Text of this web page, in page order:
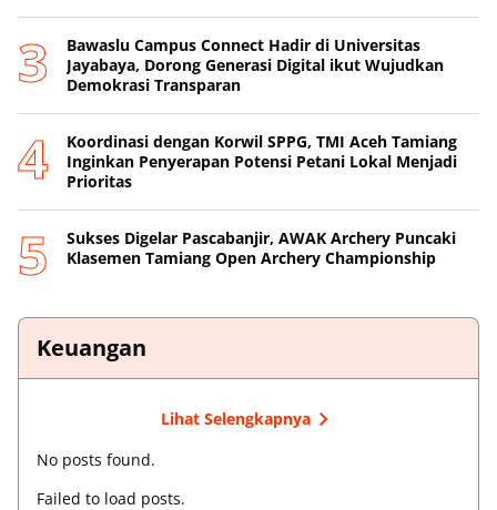
Bawaslu Campus Connect Hadir di Universitas
Jayabaya, Dorong Generasi Digital ikut Wujudkan
Demokrasi Transparan
Koordinasi dengan Korwil SPPG, TMI Aceh Tamiang
Inginkan Penyerapan Potensi Petani Lokal Menjadi
Prioritas
Sukses Digelar Pascabanjir, AWAK Archery Puncaki
Klasemen Tamiang Open Archery Championship
Keuangan
Lihat Selengkapnya
No posts found.
Failed to load posts.